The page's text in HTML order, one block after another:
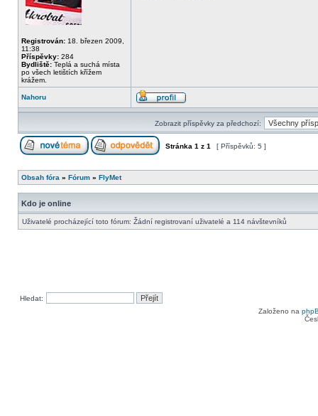
Registrován: 18. březen 2009,
11:38
Příspěvky: 284
Bydliště: Teplá a suchá místa
po všech letištích křížem
krážem.
Nahoru
Zobrazit příspěvky za předchozí:
Stránka 1 z 1 [ Příspěvků: 5 ]
Obsah fóra » Fórum » FlyMet
Kdo je online
Uživatelé procházející toto fórum: Žádní registrovaní uživatelé a 114 návštevníků
Hledat:
Založeno na